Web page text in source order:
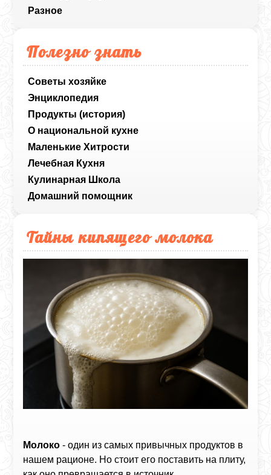
Разное
Полезно знать
Советы хозяйке
Энциклопедия
Продукты (история)
О национальной кухне
Маленькие Хитрости
Лечебная Кухня
Кулинарная Школа
Домашний помощник
Тайны кипящего молока
Молоко - один из самых привычных продуктов в
нашем рационе. Но стоит его поставить на плиту,